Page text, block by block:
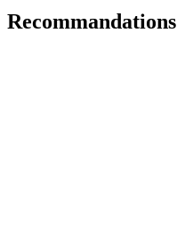
Recommandations